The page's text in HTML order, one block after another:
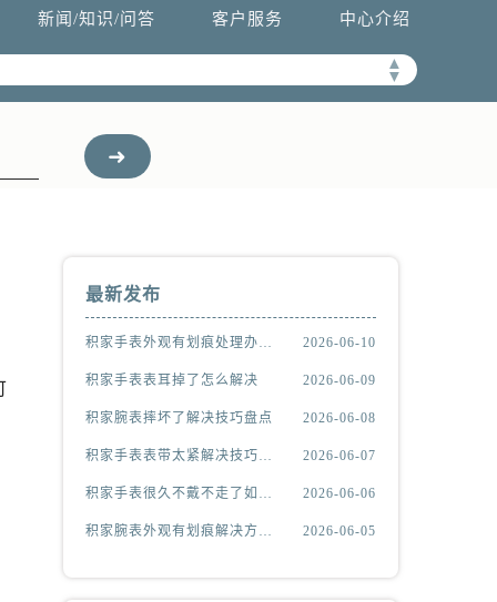
新闻/知识/问答 客户服务 中心介绍
▲
▼
最新发布
积家手表外观有划痕处理办法推荐 2026-06-10
积家手表表耳掉了怎么解决 2026-06-09
积家腕表摔坏了解决技巧盘点 2026-06-08
积家手表表带太紧解决技巧推荐 2026-06-07
积家手表很久不戴不走了如何解决 2026-06-06
积家腕表外观有划痕解决方法深度解析 2026-06-05